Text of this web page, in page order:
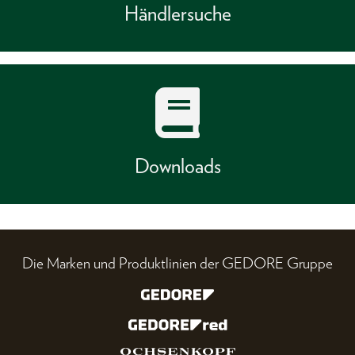
Händlersuche
Downloads
Die Marken und Produktlinien der GEDORE Gruppe